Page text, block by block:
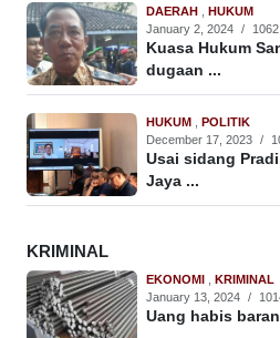
DAERAH , HUKUM
January 2, 2024 /
Kuasa Hukum
dugaan ...
HUKUM , POLITIK
December 17, 2023 /
Usai sidang
Jaya ...
KRIMINAL
EKONOMI , KRIMINAL
January 13, 2024 /
Uang habis